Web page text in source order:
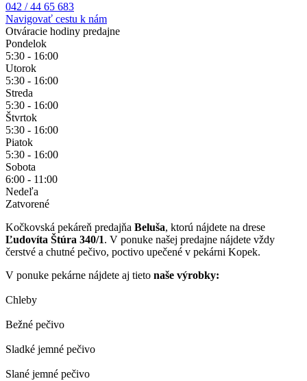
042 / 44 65 683
Navigovať cestu k nám
Otváracie hodiny predajne
Pondelok
5:30 - 16:00
Utorok
5:30 - 16:00
Streda
5:30 - 16:00
Štvrtok
5:30 - 16:00
Piatok
5:30 - 16:00
Sobota
6:00 - 11:00
Nedeľa
Zatvorené
Kočkovská pekáreň predajňa Beluša, ktorú nájdete na drese
Ľudovíta Štúra 340/1. V ponuke našej predajne nájdete vždy
čerstvé a chutné pečivo, poctivo upečené v pekárni Kopek.
V ponuke pekárne nájdete aj tieto naše výrobky:
Chleby
Bežné pečivo
Sladké jemné pečivo
Slané jemné pečivo